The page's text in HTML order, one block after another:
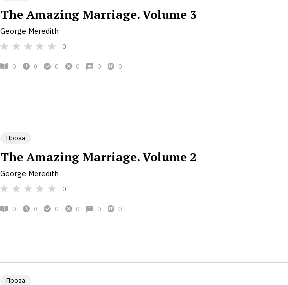
The Amazing Marriage. Volume 3
George Meredith
0
0 0 0 0 0 0
Проза
The Amazing Marriage. Volume 2
George Meredith
0
0 0 0 0 0 0
Проза